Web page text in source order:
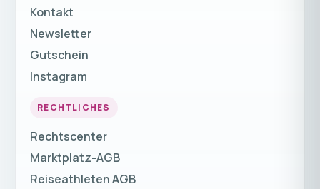
Kontakt
Newsletter
Gutschein
Instagram
RECHTLICHES
Rechtscenter
Marktplatz-AGB
Reiseathleten AGB